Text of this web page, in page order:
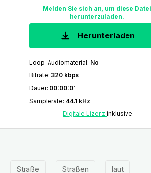
Melden Sie sich an, um diese Datei
herunterzuladen.
Herunterladen
Loop-Audiomaterial: No
Bitrate: 320 kbps
Dauer: 00:00:01
Samplerate: 44.1 kHz
Digitale Lizenzinklusive
Straße Straßen laut